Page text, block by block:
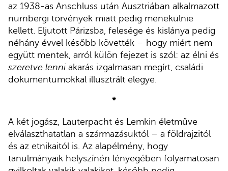
az 1938-as Anschluss után Ausztriában alkalmazott
nürnbergi törvények miatt pedig menekülnie
kellett. Eljutott Párizsba, felesége és kislánya pedig
néhány évvel később követték – hogy miért nem
együtt mentek, arról külön fejezet is szól: az élni és
szeretve lenni akarás izgalmasan megírt, családi
dokumentumokkal illusztrált elegye.
*
A két jogász, Lauterpacht és Lemkin életműve
elválaszthatatlan a származásuktól – a földrajzitól
és az etnikaitól is. Az alapélmény, hogy
tanulmányaik helyszínén lényegében folyamatosan